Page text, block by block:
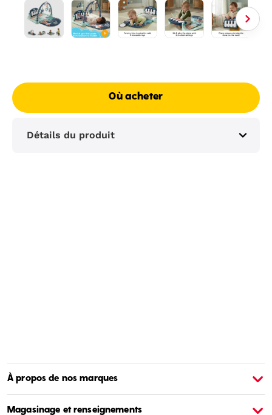
Où acheter
Détails du produit
À propos de nos marques
Magasinage et renseignements